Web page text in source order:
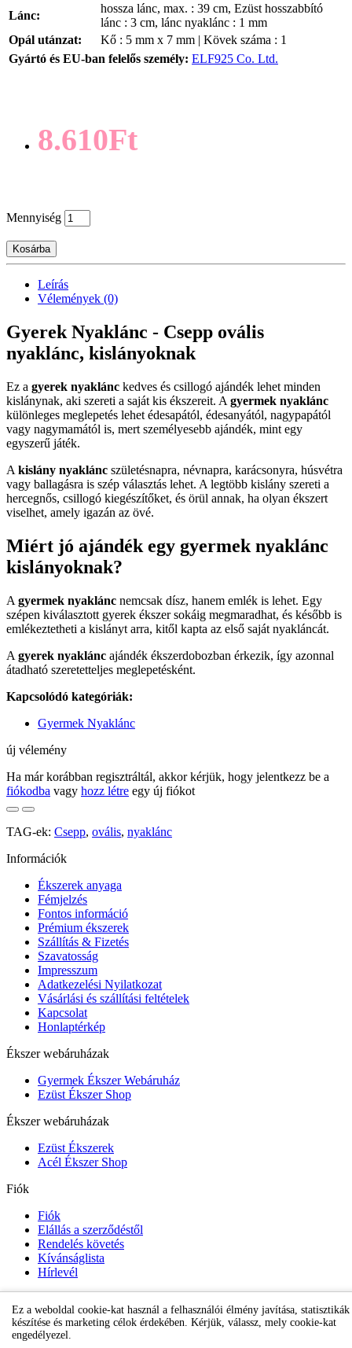
Lánc:
hossza lánc, max. : 39 cm, Ezüst hosszabbító
lánc : 3 cm, lánc nyaklánc : 1 mm
Opál utánzat:
Kő : 5 mm x 7 mm | Kövek száma : 1
Gyártó és EU-ban felelős személy: ELF925 Co. Ltd.
8.610Ft
Mennyiség
Kosárba
Leírás
Vélemények (0)
Gyerek Nyaklánc - Csepp ovális
nyaklánc, kislányoknak
Ez a gyerek nyaklánc kedves és csillogó ajándék lehet minden
kislánynak, aki szereti a saját kis ékszereit. A gyermek nyaklánc
különleges meglepetés lehet édesapától, édesanyától, nagypapától
vagy nagymamától is, mert személyesebb ajándék, mint egy
egyszerű játék.
A kislány nyaklánc születésnapra, névnapra, karácsonyra, húsvétra
vagy ballagásra is szép választás lehet. A legtöbb kislány szereti a
hercegnős, csillogó kiegészítőket, és örül annak, ha olyan ékszert
viselhet, amely igazán az övé.
Miért jó ajándék egy gyermek nyaklánc
kislányoknak?
A gyermek nyaklánc nemcsak dísz, hanem emlék is lehet. Egy
szépen kiválasztott gyerek ékszer sokáig megmaradhat, és később is
emlékeztetheti a kislányt arra, kitől kapta az első saját nyakláncát.
A gyerek nyaklánc ajándék ékszerdobozban érkezik, így azonnal
átadható szeretetteljes meglepetésként.
Kapcsolódó kategóriák:
Gyermek Nyaklánc
új vélemény
Ha már korábban regisztráltál, akkor kérjük, hogy jelentkezz be a
fiókodba vagy hozz létre egy új fiókot
TAG-ek: Csepp, ovális, nyaklánc
Információk
Ékszerek anyaga
Fémjelzés
Fontos információ
Prémium ékszerek
Szállítás & Fizetés
Szavatosság
Impresszum
Adatkezelési Nyilatkozat
Vásárlási és szállítási feltételek
Kapcsolat
Honlaptérkép
Ékszer webáruházak
Gyermek Ékszer Webáruház
Ezüst Ékszer Shop
Ékszer webáruházak
Ezüst Ékszerek
Acél Ékszer Shop
Fiók
Fiók
Elállás a szerződéstől
Rendelés követés
Kívánságlista
Hírlevél
Gyermek Ékszer Shop
Ez a weboldal cookie-kat használ a felhasználói élmény javítása, statisztikák
készítése és marketing célok érdekében. Kérjük, válassz, mely cookie-kat
engedélyezel.